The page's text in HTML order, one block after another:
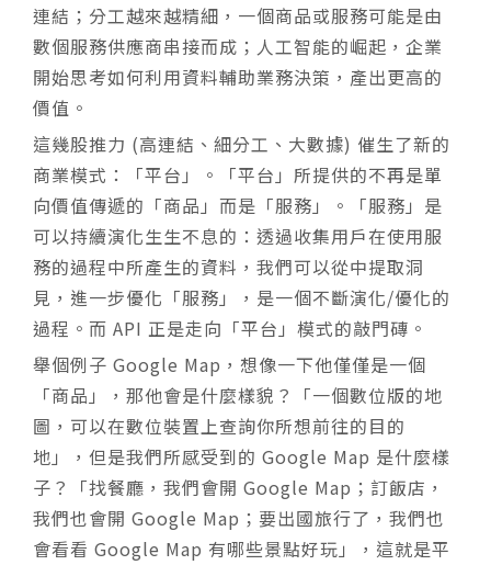
連結；分工越來越精細，一個商品或服務可能是由
數個服務供應商串接而成；人工智能的崛起，企業
開始思考如何利用資料輔助業務決策，產出更高的
價值。
這幾股推力 (高連結、細分工、大數據) 催生了新的
商業模式：「平台」。「平台」所提供的不再是單
向價值傳遞的「商品」而是「服務」。「服務」是
可以持續演化生生不息的：透過收集用戶在使用服
務的過程中所產生的資料，我們可以從中提取洞
見，進一步優化「服務」，是一個不斷演化/優化的
過程。而 API 正是走向「平台」模式的敲門磚。
舉個例子 Google Map，想像一下他僅僅是一個
「商品」，那他會是什麼樣貌？「一個數位版的地
圖，可以在數位裝置上查詢你所想前往的目的
地」，但是我們所感受到的 Google Map 是什麼樣
子？「找餐廳，我們會開 Google Map；訂飯店，
我們也會開 Google Map；要出國旅行了，我們也
會看看 Google Map 有哪些景點好玩」，這就是平